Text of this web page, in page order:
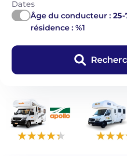
Dates
Âge du conducteur :
résidence : %1